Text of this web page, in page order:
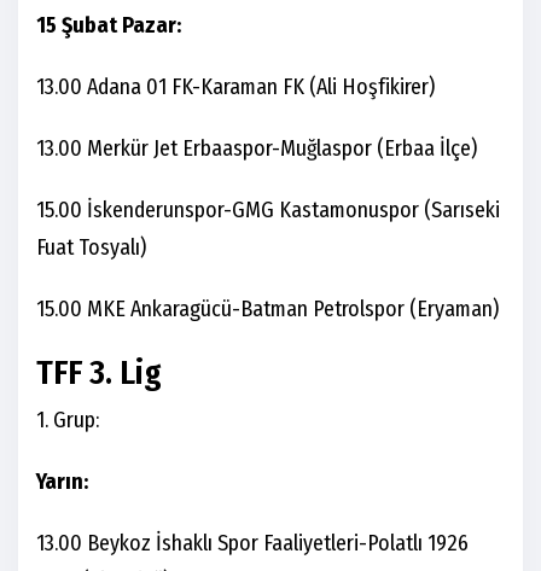
15 Şubat Pazar:
13.00 Adana 01 FK-Karaman FK (Ali Hoşfikirer)
13.00 Merkür Jet Erbaaspor-Muğlaspor (Erbaa İlçe)
15.00 İskenderunspor-GMG Kastamonuspor (Sarıseki
Fuat Tosyalı)
15.00 MKE Ankaragücü-Batman Petrolspor (Eryaman)
TFF 3. Lig
1. Grup:
Yarın:
13.00 Beykoz İshaklı Spor Faaliyetleri-Polatlı 1926